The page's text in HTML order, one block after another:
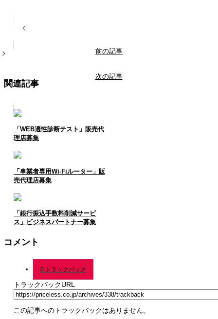
前の記事
次の記事
関連記事
「WEB適性診断テスト」販売代
理店募集
「事業者専用Wi-Fiルーター」販
売代理店募集
「銀行振込手数料削減サービ
ス」ビジネスパートナー募集
コメント
0 トラックバック
トラックバックURL
この記事へのトラックバックはありません。